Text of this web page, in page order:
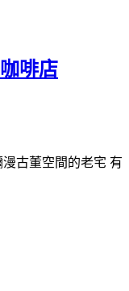
啡店
古董空間的老宅 有